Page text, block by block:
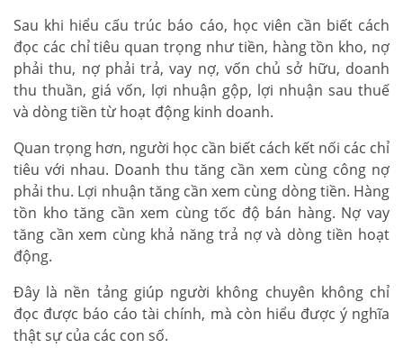
Sau khi hiểu cấu trúc báo cáo, học viên cần biết cách
đọc các chỉ tiêu quan trọng như tiền, hàng tồn kho, nợ
phải thu, nợ phải trả, vay nợ, vốn chủ sở hữu, doanh
thu thuần, giá vốn, lợi nhuận gộp, lợi nhuận sau thuế
và dòng tiền từ hoạt động kinh doanh.
Quan trọng hơn, người học cần biết cách kết nối các chỉ
tiêu với nhau. Doanh thu tăng cần xem cùng công nợ
phải thu. Lợi nhuận tăng cần xem cùng dòng tiền. Hàng
tồn kho tăng cần xem cùng tốc độ bán hàng. Nợ vay
tăng cần xem cùng khả năng trả nợ và dòng tiền hoạt
động.
Đây là nền tảng giúp người không chuyên không chỉ
đọc được báo cáo tài chính, mà còn hiểu được ý nghĩa
thật sự của các con số.